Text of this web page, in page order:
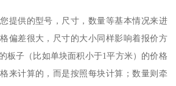
提供的型号，尺寸，数量等基本情况来进
偏差很大，尺寸的大小同样影响着报价方
板子（比如单块面积小于1平方米）的价格
来计算的，而是按照每块计算；数量则牵